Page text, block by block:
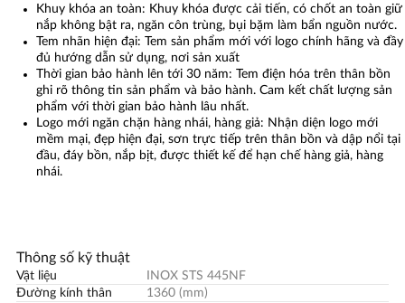
Khuy khóa an toàn: Khuy khóa được cải tiến, có chốt an toàn giữ
nắp không bật ra, ngăn côn trùng, bụi bặm làm bẩn nguồn nước.
Tem nhãn hiện đại: Tem sản phẩm mới với logo chính hãng và đầy
đủ hướng dẫn sử dụng, nơi sản xuất
Thời gian bảo hành lên tới 30 năm: Tem điện hóa trên thân bồn
ghi rõ thông tin sản phẩm và bảo hành. Cam kết chất lượng sản
phẩm với thời gian bảo hành lâu nhất.
Logo mới ngăn chặn hàng nhái, hàng giả: Nhận diện logo mới
mềm mại, đẹp hiện đại, sơn trực tiếp trên thân bồn và dập nổi tại
đầu, đáy bồn, nắp bịt, được thiết kế để hạn chế hàng giả, hàng
nhái.
Thông số kỹ thuật
Vật liệu
INOX STS 445NF
Đường kính thân
1360 (mm)